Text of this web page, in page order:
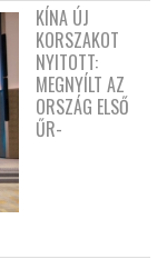
KÍNA ÚJ
KORSZAKOT
NYITOTT:
MEGNYÍLT AZ
ORSZÁG ELSŐ
ŰR-